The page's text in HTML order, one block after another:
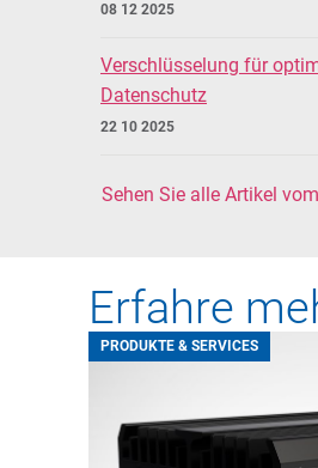
08 12 2025
Verschlüsselung für
Datenschutz
22 10 2025
Sehen Sie alle Artikel
Erfahre
PRODUKTE & SERVICES